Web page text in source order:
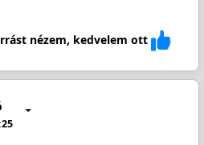
nézem, kedvelem ott